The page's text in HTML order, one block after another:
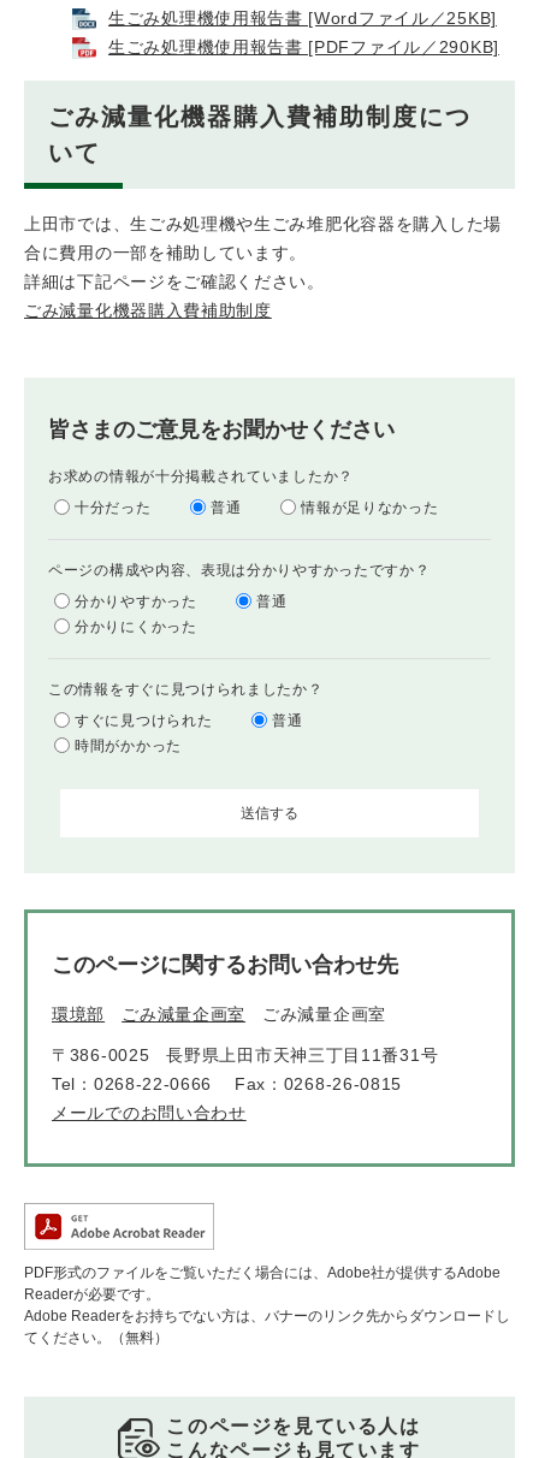
生ごみ処理機使用報告書 [Wordファイル／25KB]
生ごみ処理機使用報告書 [PDFファイル／290KB]
ごみ減量化機器購入費補助制度につ
いて
上田市では、生ごみ処理機や生ごみ堆肥化容器を購入した場
合に費用の一部を補助しています。
詳細は下記ページをご確認ください。
ごみ減量化機器購入費補助制度
皆さまのご意見をお聞かせください
お求めの情報が十分掲載されていましたか？
十分だった
普通 情報が足りなかった
ページの構成や内容、表現は分かりやすかったですか？
分かりやすかった
普通
分かりにくかった
この情報をすぐに見つけられましたか？
すぐに見つけられた
普通
時間がかかった
このページに関するお問い合わせ先
環境部 ごみ減量企画室 ごみ減量企画室
〒386-0025
長野県上田市天神三丁目11番31号
Tel：0268-22-0666
Fax：0268-26-0815
メールでのお問い合わせ
PDF形式のファイルをご覧いただく場合には、Adobe社が提供するAdobe
Readerが必要です。
Adobe Readerをお持ちでない方は、バナーのリンク先からダウンロードし
てください。（無料）
このページを見ている人は
こんなページも見ています